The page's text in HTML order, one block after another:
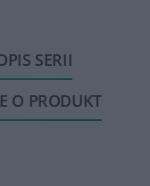
SERII
O PRODUKT